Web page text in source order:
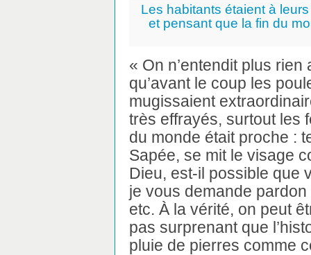
Les habitants étaient à
et pensant que la fin du
« On n’entendit plus
qu’avant le coup les
mugissaient
très effrayés, surtout les
du monde était proche :
Sapée, se mit le visage
Dieu, est-il possible que
je vous demande pardon
etc. À la vérité, on peut
pas surprenant que
pluie de pierres comme